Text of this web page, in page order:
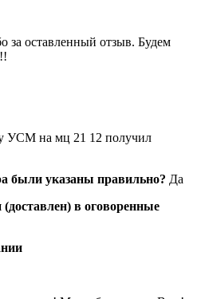
за оставленный отзыв. Будем
УСМ на мц 21 12 получил
были указаны правильно? Да
в оговоренные